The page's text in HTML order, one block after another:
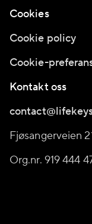
Cookies
Cookie policy
Cookie-
Kontakt oss
Fjøsangerveien
Org.nr. 919 444